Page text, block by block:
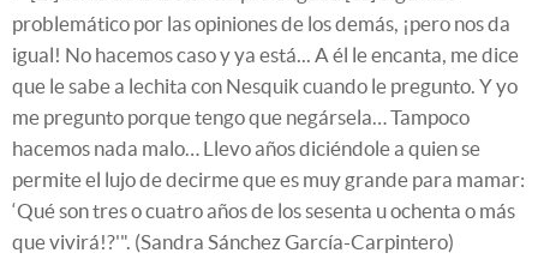
problemático por las opiniones de los demás, ¡pero nos da
igual! No hacemos caso y ya está... A él le encanta, me dice
que le sabe a lechita con Nesquik cuando le pregunto. Y yo
me pregunto porque tengo que negársela… Tampoco
hacemos nada malo… Llevo años diciéndole a quien se
permite el lujo de decirme que es muy grande para mamar:
‘Qué son tres o cuatro años de los sesenta u ochenta o más
que vivirá!?'". (Sandra Sánchez García-Carpintero)